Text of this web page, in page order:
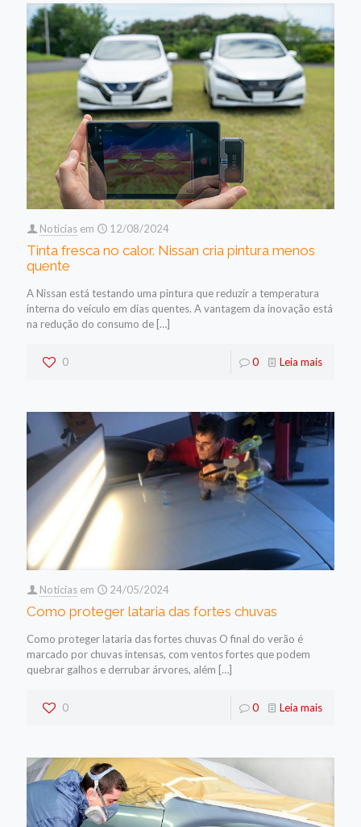
Noticias em 12/08/2024
Tinta fresca no calor. Nissan cria pintura menos
quente
A Nissan está testando uma pintura que reduzir a temperatura
interna do veículo em dias quentes. A vantagem da inovação está
na redução do consumo de […]
0 0 Leia mais
Noticias em 24/05/2024
Como proteger lataria das fortes chuvas
Como proteger lataria das fortes chuvas O final do verão é
marcado por chuvas intensas, com ventos fortes que podem
quebrar galhos e derrubar árvores, além […]
0 0 Leia mais